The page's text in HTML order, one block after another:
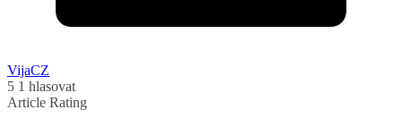
VijaCZ
5 1 hlasovat
Article Rating